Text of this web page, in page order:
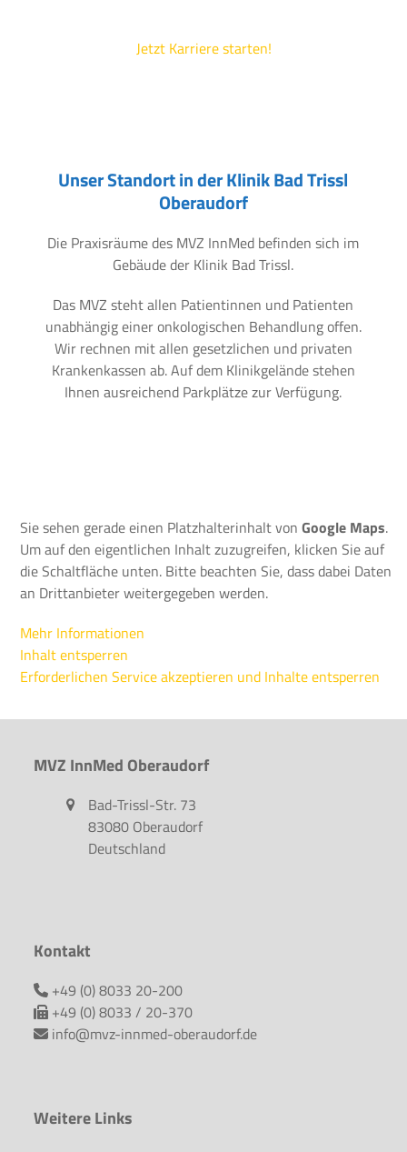
Jetzt Karriere starten!
Unser Standort in der Klinik Bad Trissl
Oberaudorf
Die Praxisräume des MVZ InnMed befinden sich im
Gebäude der Klinik Bad Trissl.
Das MVZ steht allen Patientinnen und Patienten
unabhängig einer onkologischen Behandlung offen.
Wir rechnen mit allen gesetzlichen und privaten
Krankenkassen ab. Auf dem Klinikgelände stehen
Ihnen ausreichend Parkplätze zur Verfügung.
Sie sehen gerade einen Platzhalterinhalt vonGoogle Maps.
Um auf den eigentlichen Inhalt zuzugreifen, klicken Sie auf
die Schaltfläche unten. Bitte beachten Sie, dass dabei Daten
an Drittanbieter weitergegeben werden.
Mehr Informationen
Inhalt entsperren
Erforderlichen Service akzeptieren und Inhalte entsperren
MVZ InnMed Oberaudorf
Bad-Trissl-Str. 73
83080 Oberaudorf
Deutschland
Kontakt
+49 (0) 8033 20-200
+49 (0) 8033 / 20-370
info@mvz-innmed-oberaudorf.de
Weitere Links